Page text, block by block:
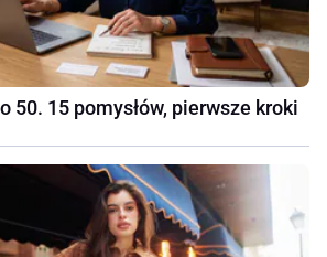
50. 15 pomysłów, pierwsze kroki